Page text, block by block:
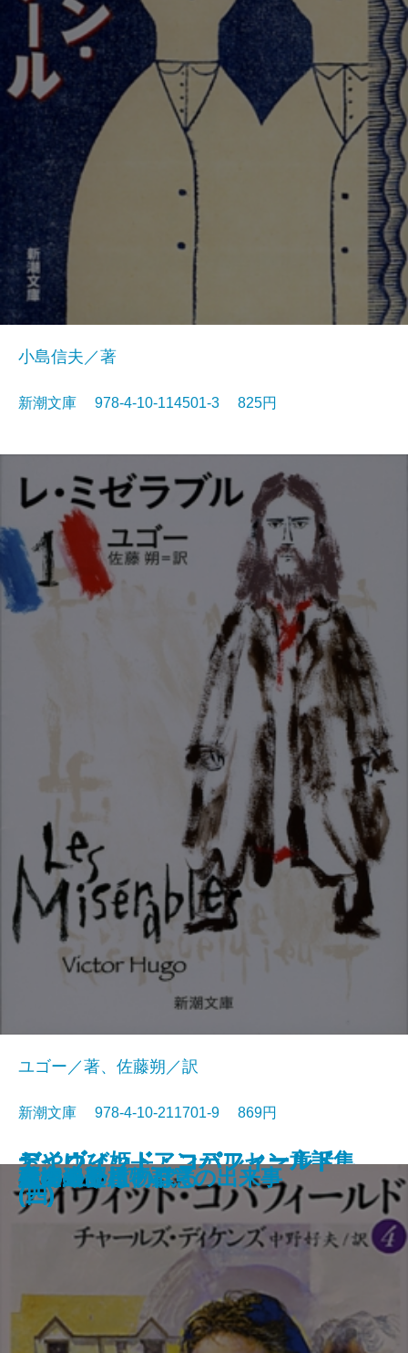
桜の園・三人姉妹
レ・ミゼラブル〔三〕
レ・ミゼラブル〔四〕
俘虜記
白雪姫―グリム童話集I―
海からの贈物
おやゆび姫―アンデルセン童話集
(II)―
レ・ミゼラブル〔二〕
アメリカン・スクール
小島信夫／著
新潮文庫 978-4-10-114501-3 825円
レ・ミゼラブル〔一〕
ユゴー／著、佐藤朔／訳
新潮文庫 978-4-10-211701-9 869円
デイヴィッド・コパフィールド
(四)
砂の上の植物群
デイヴィッド・コパフィールド
(三)
風濤
デイヴィッド・コパフィールド
(二)
デイヴィッド・コパフィールド
(一)
エミリーはのぼる
娼婦の部屋・不意の出来事
夏の終り
虚空遍歴〔下〕